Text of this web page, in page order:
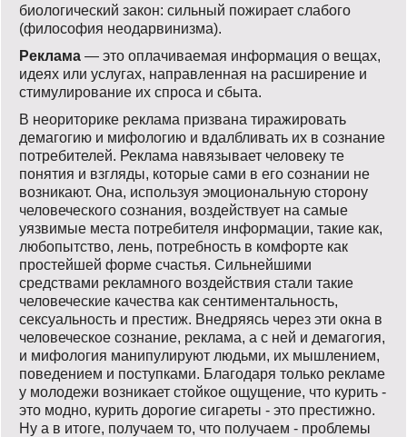
биологический закон: сильный пожирает слабого
(философия неодарвинизма).
Реклама — это оплачиваемая информация о вещах,
идеях или услугах, направленная на расширение и
стимулирование их спроса и сбыта.
В неориторике реклама призвана тиражировать
демагогию и мифологию и вдалбливать их в сознание
потребителей. Реклама навязывает человеку те
понятия и взгляды, которые сами в его сознании не
возникают. Она, используя эмоциональную сторону
человеческого сознания, воздействует на самые
уязвимые места потребителя информации, такие как,
любопытство, лень, потребность в комфорте как
простейшей форме счастья. Сильнейшими
средствами рекламного воздействия стали такие
человеческие качества как сентиментальность,
сексуальность и престиж. Внедряясь через эти окна в
человеческое сознание, реклама, а с ней и демагогия,
и мифология манипулируют людьми, их мышлением,
поведением и поступками. Благодаря только рекламе
у молодежи возникает стойкое ощущение, что курить -
это модно, курить дорогие сигареты - это престижно.
Ну а в итоге, получаем то, что получаем - проблемы